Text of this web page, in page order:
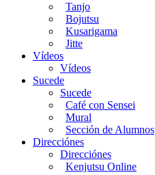
Tanjo
Bojutsu
Kusarigama
Jitte
Vídeos
Vídeos
Sucede
Sucede
Café con Sensei
Mural
Sección de Alumnos
Direcciónes
Direcciónes
Kenjutsu Online